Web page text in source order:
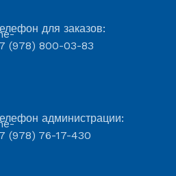
для заказов:
(978) 800-03-83
администрации:
(978) 76-17-430